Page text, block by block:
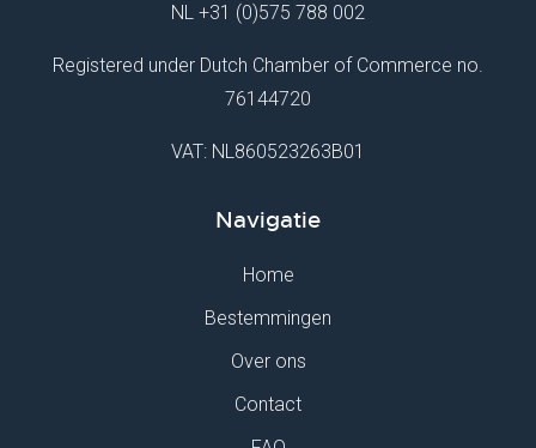
NL +31 (0)575 788 002
Registered under Dutch Chamber of Commerce no.
76144720
VAT: NL860523263B01
Navigatie
Home
Bestemmingen
Over ons
Contact